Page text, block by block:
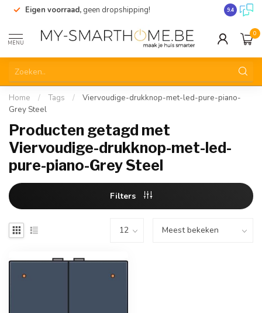
Eigen voorraad, geen dropshipping! 9.4
MENU
0
Home / Tags /
Viervoudige-drukknop-met-led-pure-piano-
Grey Steel
Producten getagd met
Viervoudige-drukknop-met-led-
pure-piano-Grey Steel
Filters